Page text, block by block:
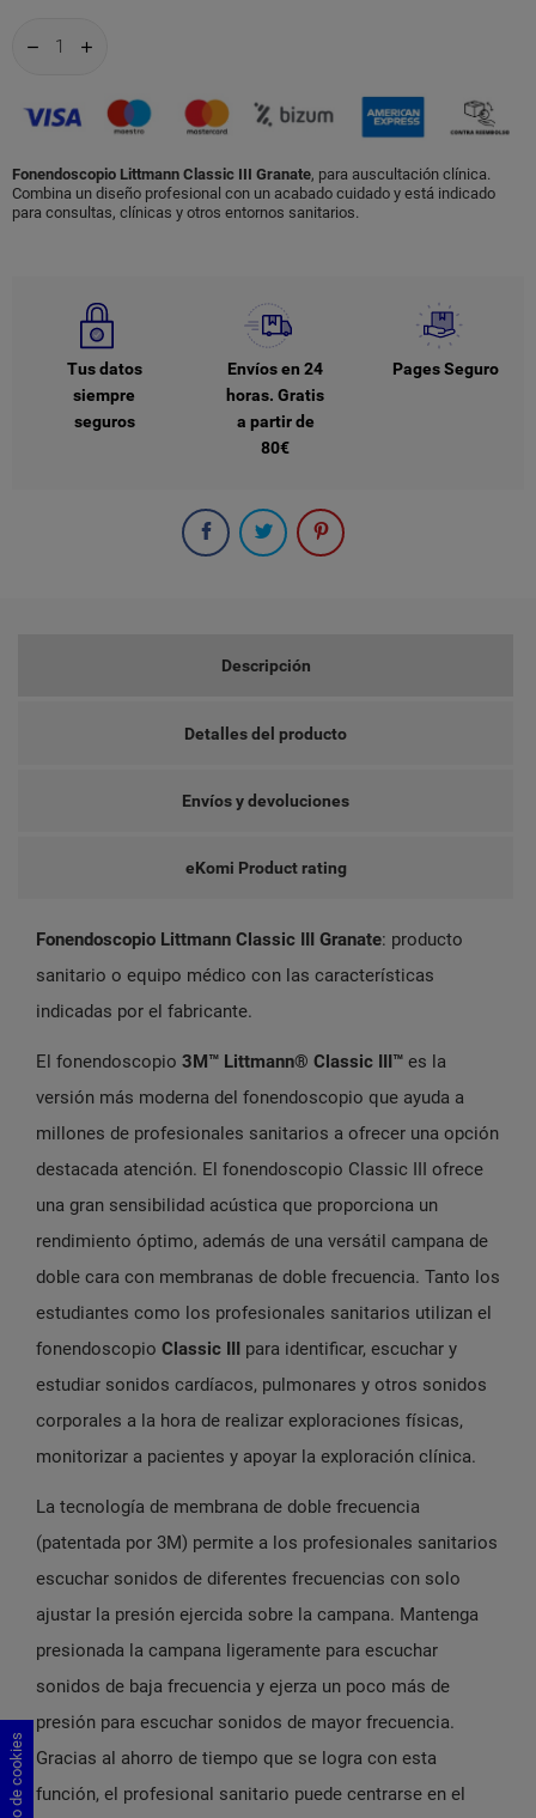
Fonendoscopio Littmann Classic III Granate, para auscultación clínica.
Combina un diseño profesional con un acabado cuidado y está indicado
para consultas, clínicas y otros entornos sanitarios.
Tus datos
siempre
seguros
Envíos en 24
horas. Gratis
a partir de
80€
Pages Seguro
Descripción
Detalles del producto
Envíos y devoluciones
eKomi Product rating
Fonendoscopio Littmann Classic III Granate: producto
sanitario o equipo médico con las características
indicadas por el fabricante.
El fonendoscopio 3M™ Littmann® Classic III™ es la
versión más moderna del fonendoscopio que ayuda a
millones de profesionales sanitarios a ofrecer una opción
destacada atención. El fonendoscopio Classic III ofrece
una gran sensibilidad acústica que proporciona un
rendimiento óptimo, además de una versátil campana de
doble cara con membranas de doble frecuencia. Tanto los
estudiantes como los profesionales sanitarios utilizan el
fonendoscopio Classic III
para identificar, escuchar y
estudiar sonidos cardíacos, pulmonares y otros sonidos
corporales a la hora de realizar exploraciones físicas,
monitorizar a pacientes y apoyar la exploración clínica.
La tecnología de membrana de doble frecuencia
(patentada por 3M) permite a los profesionales sanitarios
escuchar sonidos de diferentes frecuencias con solo
ajustar la presión ejercida sobre la campana. Mantenga
presionada la campana ligeramente para escuchar
sonidos de baja frecuencia y ejerza un poco más de
presión para escuchar sonidos de mayor frecuencia.
Gracias al ahorro de tiempo que se logra con esta
función, el profesional sanitario puede centrarse en el